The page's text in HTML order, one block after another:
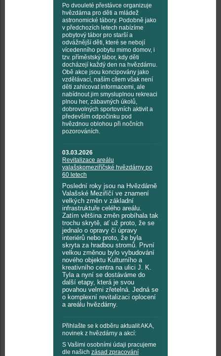
Po dvouleté přestávce organizuje
hvězdárna pro děti a mládež
astronomické tábory. Podobně jako
v předchozích letech nabízíme
pobytový tábor pro starší a
odvážnější děti, které se nebojí
vícedenního pobytu mimo domov, i
tzv. příměstský tábor, kdy děti
docházejí každý den na hvězdárnu.
Obě akce jsou koncipovány jako
vzdělávací, naším cílem však není
děti zahlcovat informacemi, ale
nabídnout jim smysluplnou rekreaci
plnou her, zábavných úkolů,
dobrovolných sportovních aktivit a
především odpočinku pod
hvězdnou oblohou při nočních
pozorováních.
03.03.2026
Revitalizace areálu
valašskomeziříčské hvězdárny po
60 letech
Poslední roky jsou na Hvězdárně
Valašské Meziříčí ve znamení
velkých změn v základní
infrastruktuře celého areálu.
Zatím většina změn probíhala tak
trochu skrytě, ať už proto, že se
jednalo o opravy či úpravy
interiérů nebo proto, že byla
skryta za hradbou stromů. První
velkou změnou bylo vybudování
nového objektu Kulturního a
kreativního centra na ulici J. K.
Tyla a nyní se dostáváme do
další etapy, která je svou
povahou velmi zřetelná. Jedná se
o komplexní revitalizaci oplocení
a areálu hvězdárny.
Přihlašte se k odběru aktualit AKA,
novinek z hvězdárny a akcí:
S Vašimi osobními údaji pracujeme
dle našich zásad zpracování